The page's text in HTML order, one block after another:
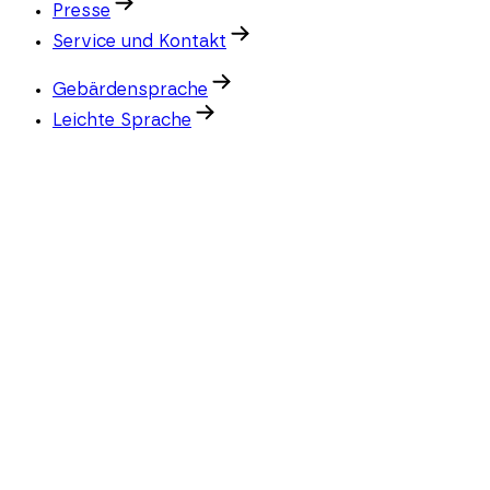
Presse
Service und Kontakt
Gebärdensprache
Leichte Sprache